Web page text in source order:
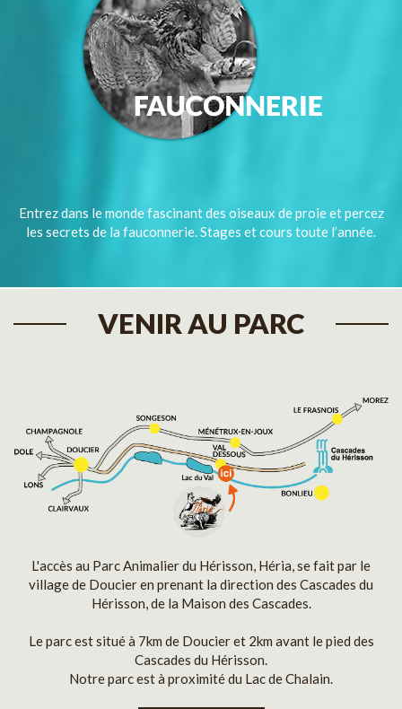
Entrez dans le monde fascinant des oiseaux de proie et percez
les secrets de la fauconnerie. Stages et cours toute l’année.
VENIR AU PARC
L'accès au Parc Animalier du Hérisson, Héria, se fait par le
village de Doucier en prenant la direction des Cascades du
Hérisson, de la Maison des Cascades.
Le parc est situé à 7km de Doucier et 2km avant le pied des
Cascades du Hérisson.
Notre parc est à proximité du Lac de Chalain.